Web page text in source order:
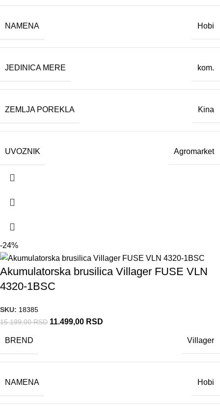
NAMENA Hobi
JEDINICA MERE kom.
ZEMLJA POREKLA Kina
UVOZNIK Agromarket
-24%
Akumulatorska brusilica Villager FUSE VLN
4320-1BSC
SKU: 18385
15.199,00RSD 11.499,00 RSD
BREND Villager
NAMENA Hobi